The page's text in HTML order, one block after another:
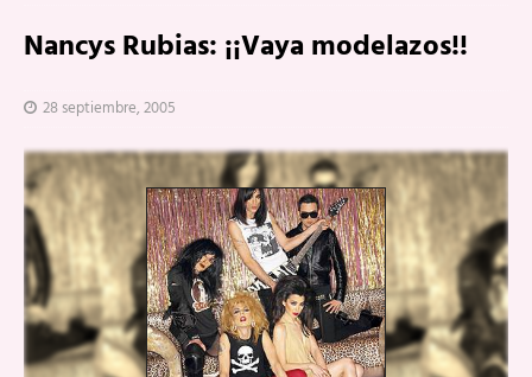
Nancys Rubias: ¡¡Vaya modelazos!!
28 septiembre, 2005